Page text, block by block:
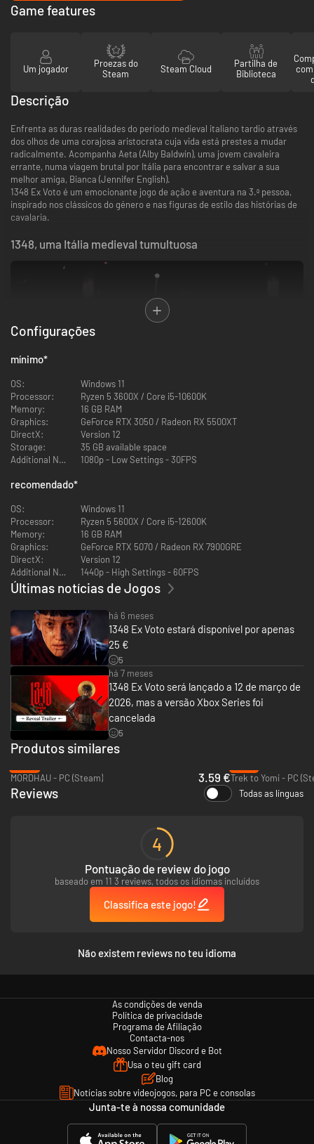
Game features
Um jogador
Proezas do
Steam
Steam Cloud
Partilha de
Biblioteca
Descrição
Enfrenta as duras realidades do período medieval italiano tardio através
dos olhos de uma corajosa aristocrata cuja vida está prestes a mudar
radicalmente. Acompanha Aeta (Alby Baldwin), uma jovem cavaleira
errante, numa viagem brutal por Itália para encontrar e salvar a sua
melhor amiga, Bianca (Jennifer English).
1348 Ex Voto é um emocionante jogo de ação e aventura na 3.ª pessoa,
inspirado nos clássicos do género e nas figuras de estilo das histórias de
cavalaria.
1348, uma Itália medieval tumultuosa
Descobre uma Itália inspirada no século XIV, berço de conflitos políticos e
êxodos rurais. Banditismo, mercenários e fanáticos religiosos andam à
solta, enquanto a peste prolifera no campo e nas cidades.
Inspirado nas Artes Marciais Históricas Europeias
cinematográfico inspirado nas Artes Marciais Históricas Europeias e
animado com a ajuda de atores treinados em Captura de Desempenho.
Utiliza os conhecimentos marciais de Aeta para surpreender e derrotar
os teus inimigos, escolhendo estrategicamente entre 2 posições de
combate diferentes, com 1 e 2 mãos. Encontra livros de habilidades ao
longo da tua aventura para desbloquear novas combinações e
personalizar a esgrima de Aeta com diferentes peças de armamento.
Uma Itália devastada, mas magnífica
Das aldeias medievais aos castelos, e das belas encostas relvadas das
montanhas dos Apeninos aos vestígios da Roma clássica, explora a
magnífica Itália do século XIV através dos olhos de uma cavaleira
errante. Procura nas imediações para localizares bugigangas e tesouros
“Bianca, és tudo o que me resta… Hei-de salvar-te. Prometo.”
Configurações
mínimo*
OS:
Windows 11
Processor:
Ryzen 5 3600X / Core i5-10600K
Memory:
16 GB RAM
Graphics:
GeForce RTX 3050 / Radeon RX 5500XT
DirectX:
Version 12
Storage:
35 GB available space
Additional Notes:
1080p - Low Settings - 30FPS
recomendado*
OS:
Windows 11
Processor:
Ryzen 5 5600X / Core i5-12600K
Memory:
16 GB RAM
Graphics:
GeForce RTX 5070 / Radeon RX 7900GRE
DirectX:
Version 12
Additional Notes:
1440p - High Settings - 60FPS
Últimas notícias de Jogos
há 6 meses
1348 Ex Voto estará disponível por apenas
25 €
5
há 7 meses
1348 Ex Voto será lançado a 12 de março de
2026, mas a versão Xbox Series foi
cancelada
5
Produtos similares
MORDHAU - PC (Steam)
3.59 €Trek to Yomi - PC
Reviews Todas as línguas
4
Pontuação de review do jogo
baseado em 11 3 reviews, todos os idiomas incluídos
Classifica este jogo!
Não existem reviews no teu idioma
As condições de venda
Política de privacidade
Programa de Afiliação
Contacta-nos
Nosso Servidor Discord e Bot
Usa o teu gift card
Blog
Notícias sobre videojogos, para PC e consolas
Junta-te à nossa comunidade